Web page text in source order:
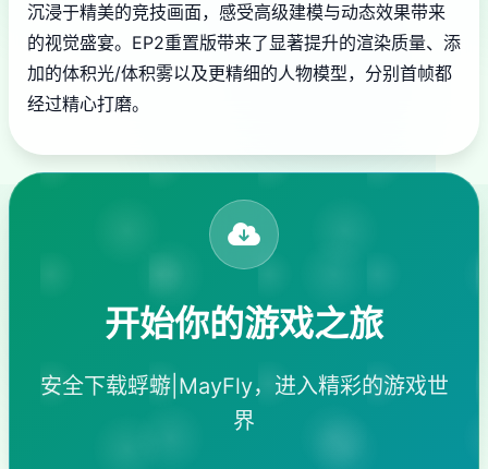
沉浸于精美的竞技画面，感受高级建模与动态效果带来
的视觉盛宴。EP2重置版带来了显著提升的渲染质量、添
加的体积光/体积雾以及更精细的人物模型，分别首帧都
经过精心打磨。
开始你的游戏之旅
安全下载蜉蝣|MayFly，进入精彩的游戏世
界